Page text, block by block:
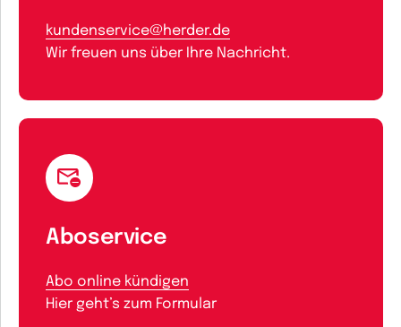
kundenservice@herder.de
Wir freuen uns über Ihre Nachricht.
Aboservice
Abo online kündigen
Hier geht’s zum Formular